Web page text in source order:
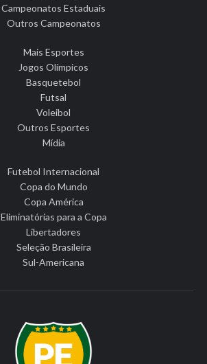
Campeonatos Estaduais
Outros Campeonatos
Mais Esportes
Jogos Olímpicos
Basquetebol
Futsal
Voleibol
Outros Esportes
Mídia
Futebol Internacional
Copa do Mundo
Copa América
Eliminatórias para a Copa
Libertadores
Seleção Brasileira
Sul-Americana